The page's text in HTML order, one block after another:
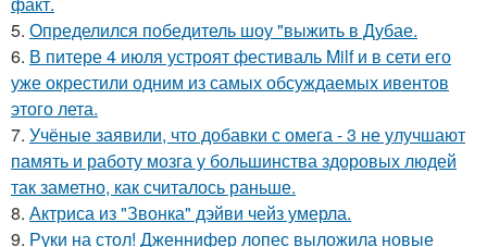
5. Определился победитель шоу "выжить в Дубае.
6. В питере 4 июля устроят фестиваль Milf и в сети его
уже окрестили одним из самых обсуждаемых ивентов
этого лета.
7. Учёные заявили, что добавки с омега - 3 не улучшают
память и работу мозга у большинства здоровых людей
так заметно, как считалось раньше.
8. Актриса из "Звонка" дэйви чейз умерла.
9. Руки на стол! Дженнифер лопес выложила новые